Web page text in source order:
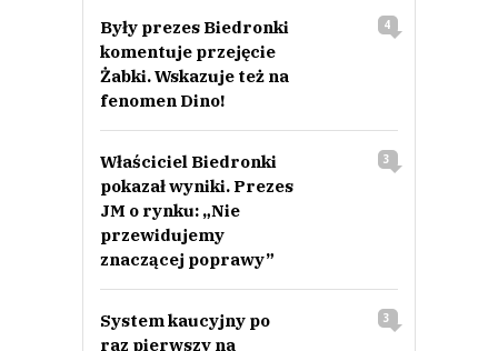
Były prezes Biedronki
komentuje przejęcie
Żabki. Wskazuje też na
fenomen Dino!
4
Właściciel Biedronki
pokazał wyniki. Prezes
JM o rynku: „Nie
przewidujemy
znaczącej poprawy”
3
System kaucyjny po
raz pierwszy na
3